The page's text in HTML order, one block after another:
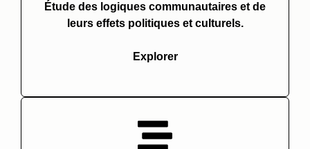
Étude des logiques communautaires et de
leurs effets politiques et culturels.
Explorer